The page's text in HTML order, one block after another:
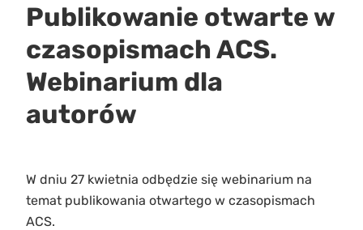
Publikowanie otwarte w
czasopismach ACS.
Webinarium dla
autorów
W dniu 27 kwietnia odbędzie się webinarium na
temat publikowania otwartego w czasopismach
ACS.